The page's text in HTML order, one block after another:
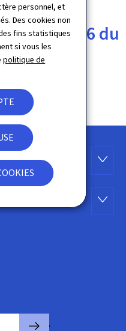
personnel, et
Des cookies non
fins statistiques
si vous les
politique de
semaine 6 du
🡒